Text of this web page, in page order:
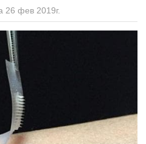
26 фев 2019г.